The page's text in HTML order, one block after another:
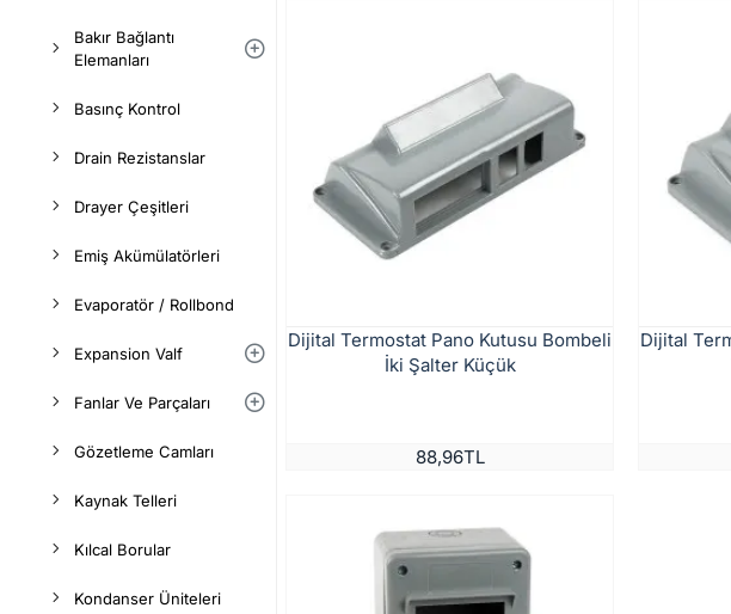
Bakır Bağlantı
Elemanları
Basınç Kontrol
Drain Rezistanslar
Drayer Çeşitleri
Emiş Akümülatörleri
Evaporatör / Rollbond
Expansion Valf
Fanlar Ve Parçaları
Gözetleme Camları
Kaynak Telleri
Kılcal Borular
Kondanser Üniteleri
Dijital Termostat Pano Kutusu Bombeli
İki Şalter Küçük
88,96TL
Dijital